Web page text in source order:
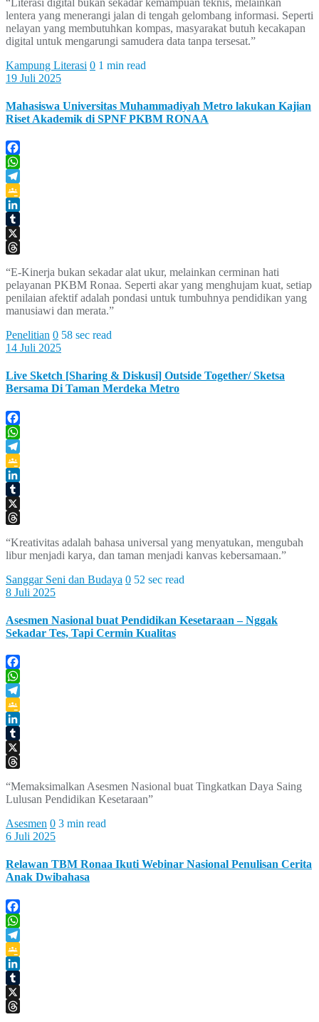
lentera yang menerangi jalan di tengah gelombang informasi. Seperti
nelayan yang membutuhkan kompas, masyarakat butuh kecakapan
digital untuk mengarungi samudera data tanpa tersesat.”
Kampung Literasi 0 1 min read
19 Juli 2025
Mahasiswa Universitas Muhammadiyah Metro lakukan Kajian
Riset Akademik di SPNF PKBM RONAA
Facebook
WhatsApp
Telegram
Google
Classroom
LinkedIn
Tumblr
X
“E-Kinerja bukan sekadar alat ukur, melainkan cerminan hati
pelayanan PKBM Ronaa. Seperti akar yang menghujam kuat, setiap
penilaian afektif adalah pondasi untuk tumbuhnya pendidikan yang
manusiawi dan merata.”
Penelitian 0 58 sec read
14 Juli 2025
Live Sketch [Sharing & Diskusi] Outside Together/ Sketsa
Bersama Di Taman Merdeka Metro
Facebook
WhatsApp
Telegram
Google
Classroom
LinkedIn
Tumblr
X
“Kreativitas adalah bahasa universal yang menyatukan, mengubah
libur menjadi karya, dan taman menjadi kanvas kebersamaan.”
Sanggar Seni dan Budaya 0 52 sec read
8 Juli 2025
Asesmen Nasional buat Pendidikan Kesetaraan – Nggak
Sekadar Tes, Tapi Cermin Kualitas
Facebook
WhatsApp
Telegram
Google
Classroom
LinkedIn
Tumblr
X
“Memaksimalkan Asesmen Nasional buat Tingkatkan Daya Saing
Lulusan Pendidikan Kesetaraan”
Asesmen 0 3 min read
6 Juli 2025
Relawan TBM Ronaa Ikuti Webinar Nasional Penulisan Cerita
Anak Dwibahasa
Facebook
WhatsApp
Telegram
Google
Classroom
LinkedIn
Tumblr
X